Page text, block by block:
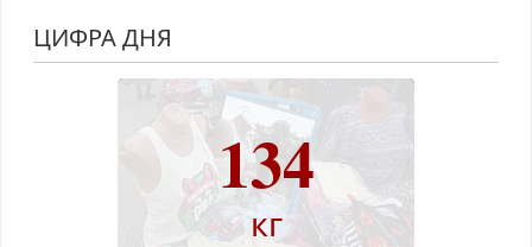
ЦИФРА ДНЯ
134
кг